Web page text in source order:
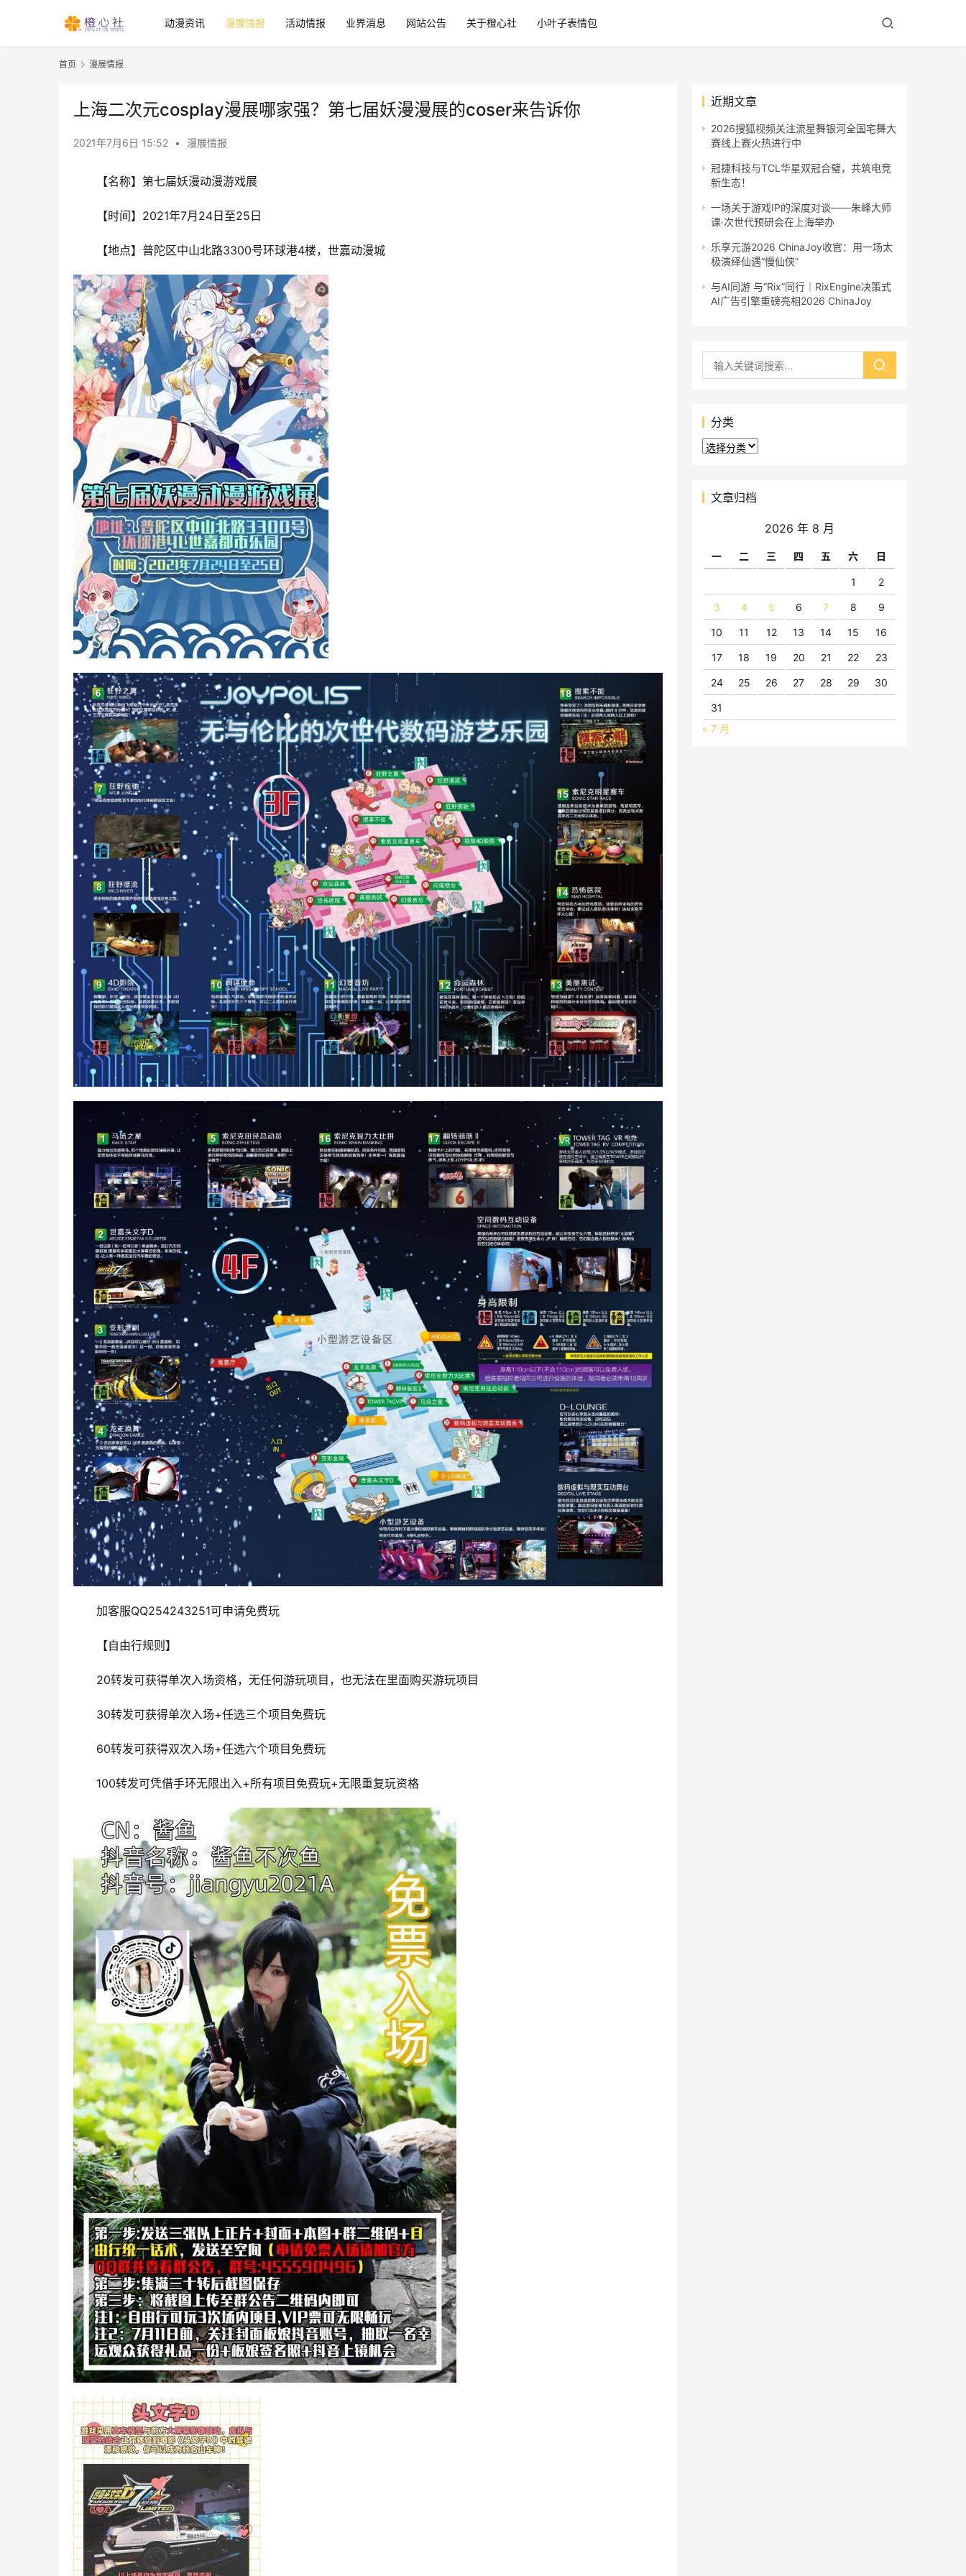
动漫资讯 漫展情报 活动情报 业界消息 网站公告 关于橙心社 小叶子表情包
首页 漫展情报
上海二次元cosplay漫展哪家强？第七届妖漫漫展的coser来告诉你
2021年7月6日 15:52 • 漫展情报
【名称】第七届妖漫动漫游戏展
【时间】2021年7月24日至25日
【地点】普陀区中山北路3300号环球港4楼，世嘉动漫城
加客服QQ254243251可申请免费玩
【自由行规则】
20转发可获得单次入场资格，无任何游玩项目，也无法在里面购买游玩项目
30转发可获得单次入场+任选三个项目免费玩
60转发可获得双次入场+任选六个项目免费玩
100转发可凭借手环无限出入+所有项目免费玩+无限重复玩资格
近期文章
2026搜狐视频关注流星舞银河全国宅舞大
赛线上赛火热进行中
冠捷科技与TCL华星双冠合璧，共筑电竞
新生态！
一场关于游戏IP的深度对谈——朱峰大师
课·次世代预研会在上海举办
乐享元游2026 ChinaJoy收官：用一场太
极演绎仙遇“慢仙侠”
与AI同游 与“Rix”同行｜RixEngine决策式
AI广告引擎重磅亮相2026 ChinaJoy
分类
分
文章归档
2026 年 8 月
一 二 三 四 五 六 日
1 2
3 4 5 6 7 8 9
10 11 12 13 14 15 16
17 18 19 20 21 22 23
24 25 26 27 28 29 30
31
« 7 月